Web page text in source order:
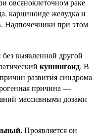
овсяноклеточном раке
карциноиде желудка и
Надпочечники при этом
выявленной другой
кушингоид. В
развития синдрома
причина —
массивными дозами
Проявляется он